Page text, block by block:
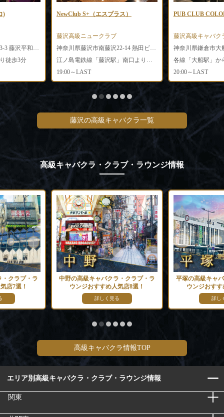
)
徒歩3分
NewClub S+（エスプラス）
藤沢高級ニュークラブ
神奈川県藤沢市南藤沢22-14 熱田ビル3F
19:00～LAST
PUB CLUB
藤沢高級キャバク
神奈川県鎌倉市大
各線「大船駅」か
20:00～LAST
藤沢の高級キャバクラ一覧
高級キャバクラ・クラブ・ラウンジ情報
クラブ・ラ
店7選！
中野の高級キャバクラ・クラブ・ラ
ウンジおすすめ人気店8選！
詳しく見る
平塚の高級キャ
ウンジおす
詳し
高級キャバクラ情報TOP
エリア別高級キャバクラ・クラブ・ラウンジ情報
関東